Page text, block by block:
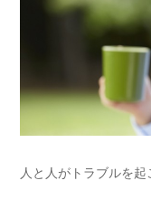
人と人がトラブルを起